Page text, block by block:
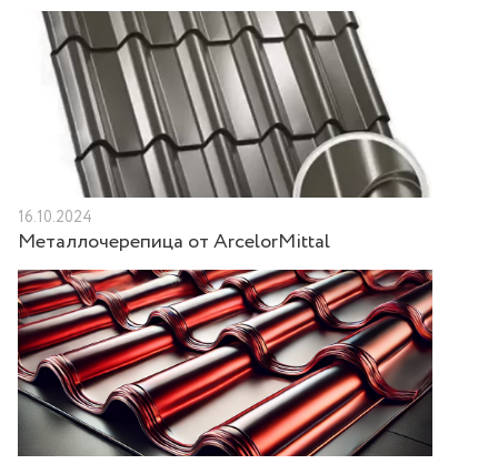
16.10.2024
Металлочерепица от ArcelorMittal